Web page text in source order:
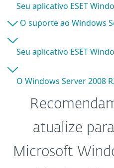
Seu aplicativo ESET
O suporte ao Windows
Seu aplicativo ESET
O Windows Server 2008
atualize
Microsoft